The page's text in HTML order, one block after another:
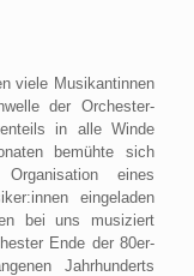
viele Musikantinnen
der Orchester-
in alle Winde
bemühte sich
eines
eingeladen
bei uns musiziert
Ende der 80er-
Jahrhunderts